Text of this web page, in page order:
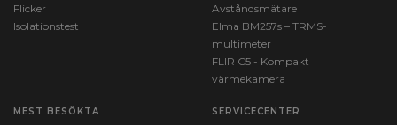
Flicker
Isolationstest
Avståndsmätare
Elma BM257s – TRMS-
multimeter
FLIR C5 - Kompakt
värmekamera
MEST BESÖKTA SERVICECENTER